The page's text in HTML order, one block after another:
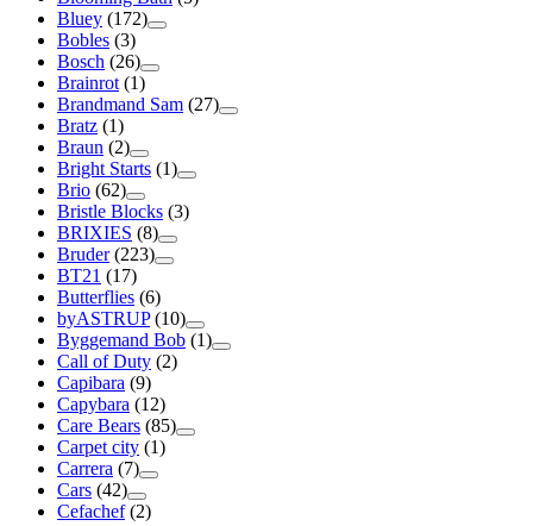
Bluey (172)
Bobles (3)
Bosch (26)
Brainrot (1)
Brandmand Sam (27)
Bratz (1)
Braun (2)
Bright Starts (1)
Brio (62)
Bristle Blocks (3)
BRIXIES (8)
Bruder (223)
BT21 (17)
Butterflies (6)
byASTRUP (10)
Byggemand Bob (1)
Call of Duty (2)
Capibara (9)
Capybara (12)
Care Bears (85)
Carpet city (1)
Carrera (7)
Cars (42)
Cefachef (2)